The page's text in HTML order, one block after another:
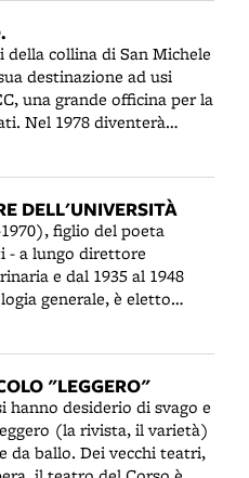
stabile e le fiere si
della Montagnola e le
il 1947 e il 1951, anno
promuoverà alcune
la Prima
Moda della Calzatura
Ortofrutticolo Invernale
(1950).
della collina di San Michele
destinazione ad usi
una grande officina per la
Nel 1978 diventerà
per i veicoli da
DELL'UNIVERSITÀ
figlio del poeta
- a lungo direttore
e dal 1935 al 1948
generale, è eletto
ricoperto l'incarico di
dei professori. Ha
e aiutato a sottrarre
la carica di rettore
l'Università alle sue
e formazione, perse
"LEGGERO"
hanno desiderio di svago e
(la rivista, il varietà)
da ballo. Dei vecchi teatri,